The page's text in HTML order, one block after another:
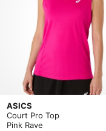
ASICS
Court Pro Top
Pink Rave